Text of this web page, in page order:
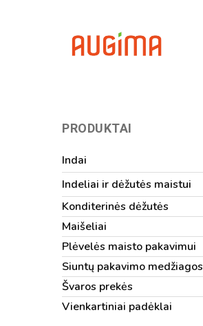
PRODUKTAI
Indai
Indeliai ir dėžutės maistui
Konditerinės dėžutės
Maišeliai
Plėvelės maisto pakavimui
Siuntų pakavimo medžiagos
Švaros prekės
Vienkartiniai padėklai